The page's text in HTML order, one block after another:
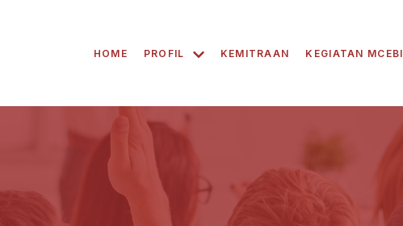
HOME PROFIL KEMITRAAN KEGIATAN MCEBI